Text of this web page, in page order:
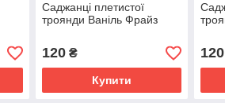
Саджанці плетистої
троянди Ваніль Фрайз
120₴
Купити
120